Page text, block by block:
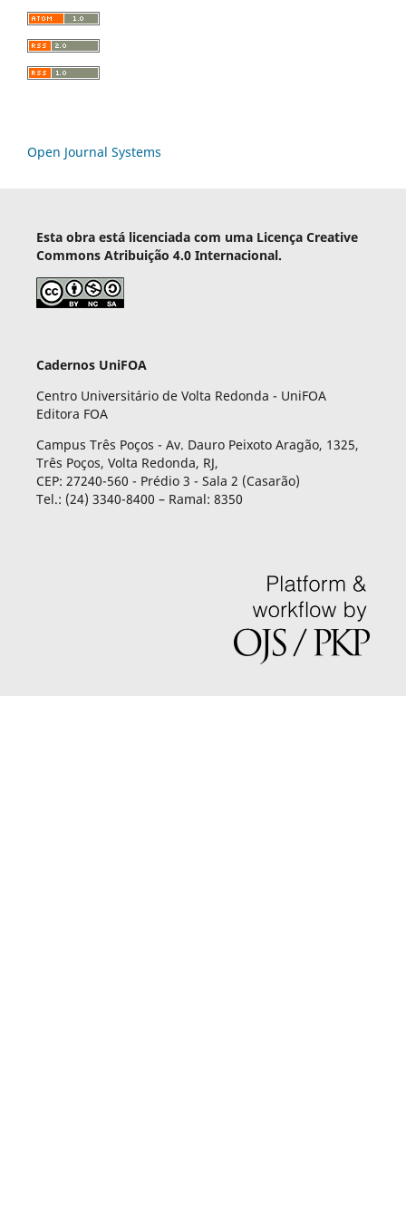
Open Journal Systems
Esta obra está licenciada com uma Licença Creative
Commons Atribuição 4.0 Internacional.
Cadernos UniFOA
Centro Universitário de Volta Redonda - UniFOA
Editora FOA
Campus Três Poços - Av. Dauro Peixoto Aragão, 1325,
Três Poços, Volta Redonda, RJ,
CEP: 27240-560 - Prédio 3 - Sala 2 (Casarão)
Tel.: (24) 3340-8400 – Ramal: 8350